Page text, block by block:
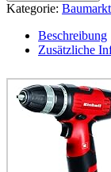
Kategorie: Baumarkt
Beschreibung
Zusätzliche